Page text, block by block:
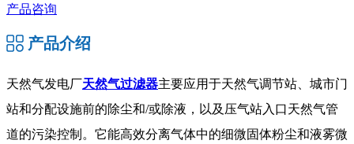
产品咨询
产品介绍
天然气发电厂 天然气过滤器主要应用于天然气调节站、城市门
站和分配设施前的除尘和/或除液，以及压气站入口天然气管
道的污染控制。它能高效分离气体中的细微固体粉尘和液雾微